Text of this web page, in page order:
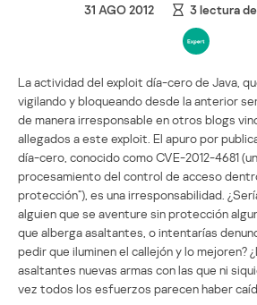
31 AGO 2012 3lectura
La actividad del exploit día-cero de Java,
vigilando y bloqueando desde la anterior
de manera irresponsable en otros blogs
allegados a este exploit. El apuro por
día-cero, conocido como CVE-2012-4681
procesamiento del control de acceso
protección”), es una irresponsabilidad.
alguien que se aventure sin protección
que alberga asaltantes, o intentarías
pedir que iluminen el callejón y lo mejoren?
asaltantes nuevas armas con las que ni
vez todos los esfuerzos parecen haber